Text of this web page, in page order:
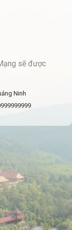
sẽ được
Ninh